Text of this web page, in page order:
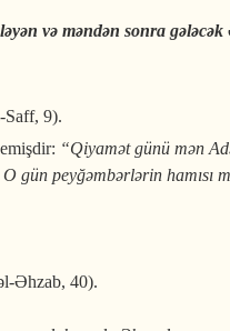
və məndən sonra gələcək
Saff, 9).
“Qiyamət günü mən
peyğəmbərlərin hamısı
Əhzab, 40).